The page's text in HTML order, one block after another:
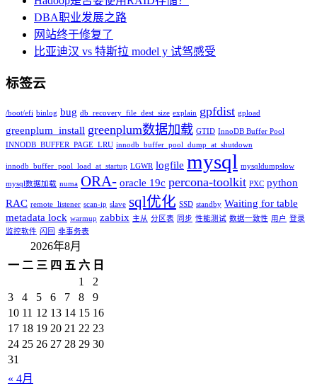
DBA职业发展之路
网站终于修复了
比亚迪汉 vs 特斯拉 model y 试驾感受
标签云
/boot/efi binlog bug db_recovery_file_dest_size explain gpfdist gpload
greenplum_install greenplum数据加载 GTID InnoDB Buffer Pool
INNODB_BUFFER_PAGE_LRU innodb_buffer_pool_dump_at_shutdown
innodb_buffer_pool_load_at_startup LGWR logfile mysql mysqldumpslow
mysql数据加载 numa ORA- oracle 19c percona-toolkit PXC python
RAC remote_listener scan-ip slave sql优化 SSD standby Waiting for table
metadata lock warmup zabbix 主从 分区表 同步 性能测试 数据一致性 用户 登录
监控软件 闪回 非事务表
2026年8月
一 二 三 四 五 六 日
« 4月
1
2
3
4 5 6 7 8
9
10 11 12 13 14 15 16
17 18 19 20 21 22 23
24 25 26 27 28 29 30
31